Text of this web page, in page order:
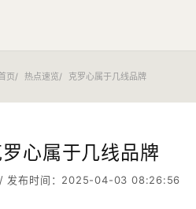
页 热点速览 克罗心属于几线品牌
心属于几线品牌
发布时间：2025-04-03 08:26:56